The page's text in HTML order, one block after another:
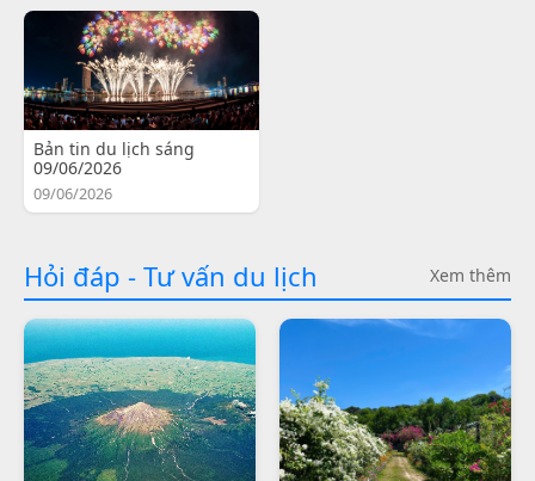
Bản tin du lịch sáng
09/06/2026
09/06/2026
Hỏi đáp - Tư vấn du lịch Xem thêm